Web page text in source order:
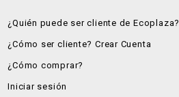
¿Quién puede ser cliente de Ecoplaza?
¿Cómo ser cliente? Crear Cuenta
¿Cómo comprar?
Iniciar sesión